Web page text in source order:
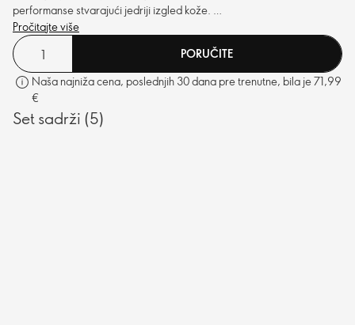
performanse stvarajući jedriji izgled kože.
Pročitajte više
PORUČITE
Naša najniža cena, poslednjih 30 dana pre trenutne, bila je 71,99
€
Set sadrži (5)